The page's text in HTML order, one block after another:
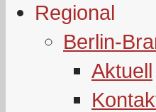
Regional
Berlin-
Aktuell